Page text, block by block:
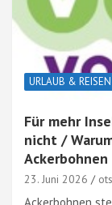
URLAUB & REISEN
Für mehr
nicht /
23. Juni 2026 ots
Ackerbohnen